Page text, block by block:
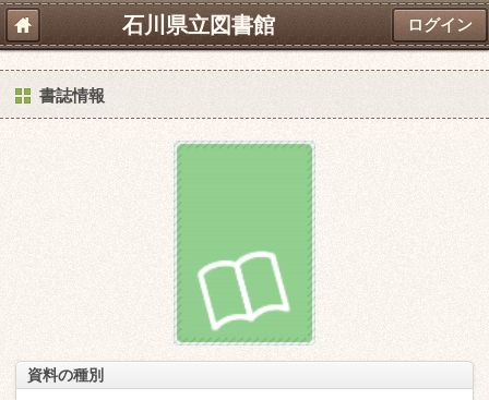
石川県立図書館 ログイン
書誌情報
資料の種別